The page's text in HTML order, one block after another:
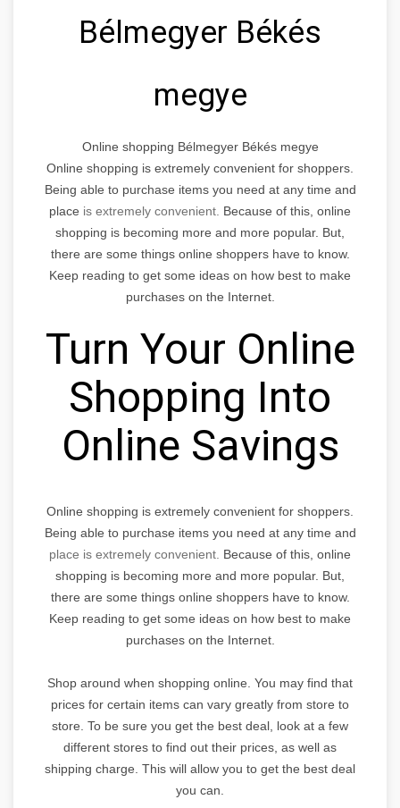
Bélmegyer Békés
megye
Online shopping Bélmegyer Békés megye
Online shopping is extremely convenient for shoppers.
Being able to purchase items you need at any time and
place is extremely convenient. Because of this, online
shopping is becoming more and more popular. But,
there are some things online shoppers have to know.
Keep reading to get some ideas on how best to make
purchases on the Internet.
Turn Your Online
Shopping Into
Online Savings
Online shopping is extremely convenient for shoppers.
Being able to purchase items you need at any time and
place is extremely convenient. Because of this, online
shopping is becoming more and more popular. But,
there are some things online shoppers have to know.
Keep reading to get some ideas on how best to make
purchases on the Internet.
Shop around when shopping online. You may find that
prices for certain items can vary greatly from store to
store. To be sure you get the best deal, look at a few
different stores to find out their prices, as well as
shipping charge. This will allow you to get the best deal
you can.